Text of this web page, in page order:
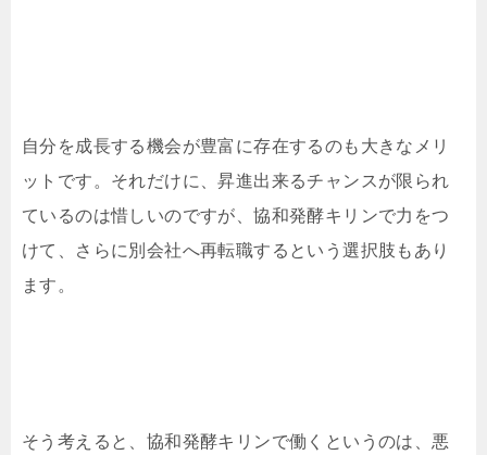
自分を成長する機会が豊富に存在するのも大きなメリ
ットです。それだけに、昇進出来るチャンスが限られ
ているのは惜しいのですが、協和発酵キリンで力をつ
けて、さらに別会社へ再転職するという選択肢もあり
ます。
そう考えると、協和発酵キリンで働くというのは、悪